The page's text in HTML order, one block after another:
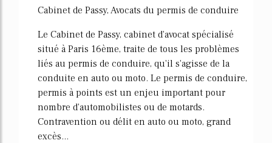
Cabinet de Passy, Avocats du permis de conduire
Le Cabinet de Passy, cabinet d'avocat spécialisé
situé à Paris 16ème, traite de tous les problèmes
liés au permis de conduire, qu'il s'agisse de la
conduite en auto ou moto. Le permis de conduire,
permis à points est un enjeu important pour
nombre d'automobilistes ou de motards.
Contravention ou délit en auto ou moto, grand
excès...